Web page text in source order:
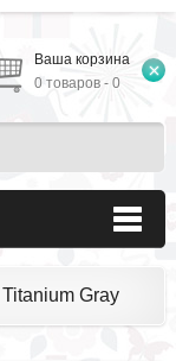
Ваша корзина
0 товаров - 0
Gray